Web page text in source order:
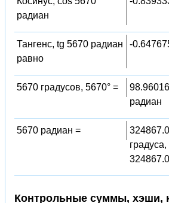
радиан
Тангенс, tg 5670 радиан
равно
-
5670 градусов, 5670° =
радиан
5670 радиан =
градуса,
Контрольные суммы, хэши,